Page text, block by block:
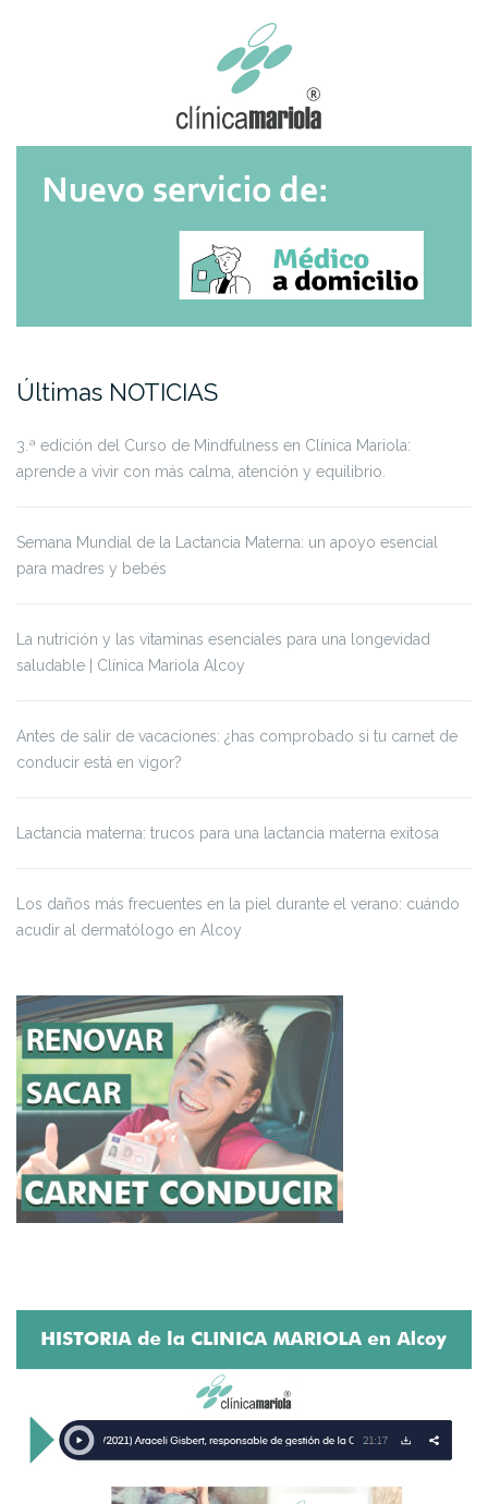
Últimas NOTICIAS
3.ª edición del Curso de Mindfulness en Clínica Mariola:
aprende a vivir con más calma, atención y equilibrio.
Semana Mundial de la Lactancia Materna: un apoyo esencial
para madres y bebés
La nutrición y las vitaminas esenciales para una longevidad
saludable | Clínica Mariola Alcoy
Antes de salir de vacaciones: ¿has comprobado si tu carnet de
conducir está en vigor?
Lactancia materna: trucos para una lactancia materna exitosa
Los daños más frecuentes en la piel durante el verano: cuándo
acudir al dermatólogo en Alcoy